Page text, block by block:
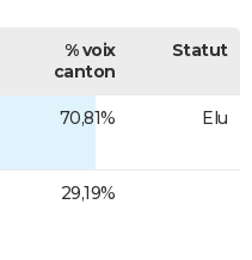
% voix
canton
Statut
70,81% Elu
29,19%